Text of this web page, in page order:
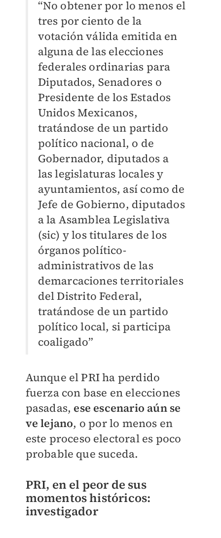
“No obtener por lo menos el
tres por ciento de la
votación válida emitida en
alguna de las elecciones
federales ordinarias para
Diputados, Senadores o
Presidente de los Estados
Unidos Mexicanos,
tratándose de un partido
político nacional, o de
Gobernador, diputados a
las legislaturas locales y
ayuntamientos, así como de
Jefe de Gobierno, diputados
a la Asamblea Legislativa
(sic) y los titulares de los
órganos político-
administrativos de las
demarcaciones territoriales
del Distrito Federal,
tratándose de un partido
político local, si participa
coaligado”
Aunque el PRI ha perdido
fuerza con base en elecciones
pasadas, ese escenario aún se
ve lejano, o por lo menos en
este proceso electoral es poco
probable que suceda.
PRI, en el peor de sus
momentos históricos:
investigador